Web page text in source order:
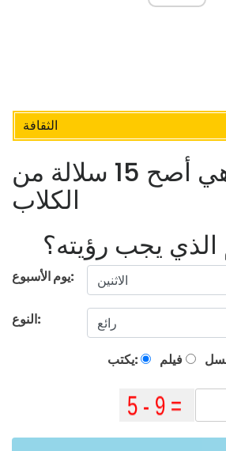
الثقافة
هذه هي أصح 15 سلالة من
الكلاب
الذي يجب رؤيته؟
يوم الأسبوع:
النوع:
يكتب: فيلم